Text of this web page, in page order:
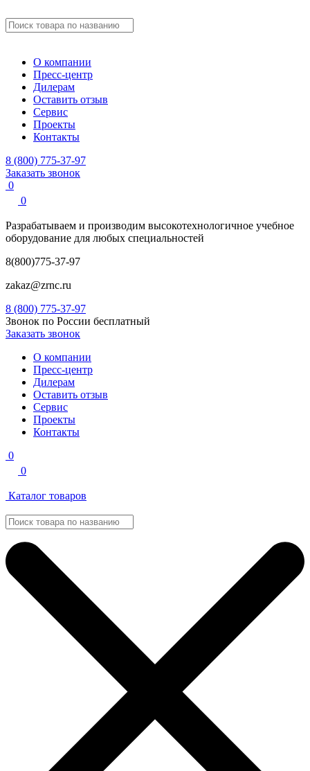
О компании
Пресс-центр
Дилерам
Оставить отзыв
Сервис
Проекты
Контакты
8 (800) 775-37-97
Заказать звонок
0
0
Разрабатываем и производим высокотехнологичное учебное
оборудование для любых специальностей
8(800)775-37-97
zakaz@zrnc.ru
8 (800) 775-37-97
Звонок по России бесплатный
Заказать звонок
О компании
Пресс-центр
Дилерам
Оставить отзыв
Сервис
Проекты
Контакты
0
0
Каталог товаров